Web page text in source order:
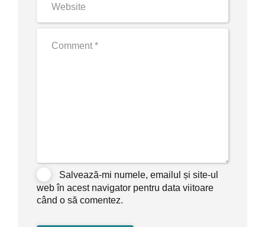
Salvează-mi numele, emailul și site-ul
web în acest navigator pentru data viitoare
când o să comentez.